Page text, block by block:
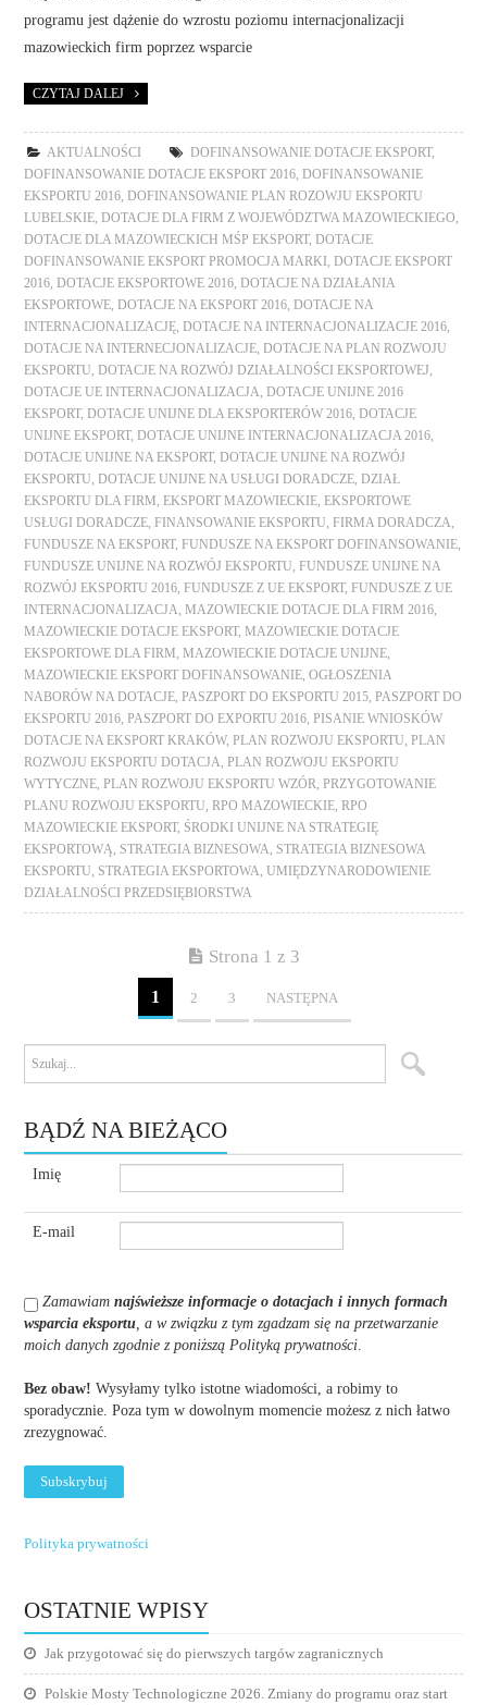
programu jest dążenie do wzrostu poziomu internacjonalizacji
mazowieckich firm poprzez wsparcie
CZYTAJ DALEJ
AKTUALNOŚCI DOFINANSOWANIE DOTACJE EKSPORT,
DOFINANSOWANIE DOTACJE EKSPORT 2016 ,DOFINANSOWANIE
EKSPORTU 2016 ,DOFINANSOWANIE PLAN ROZOWJU EKSPORTU
LUBELSKIE ,DOTACJE DLA FIRM Z WOJEWÓDZTWA MAZOWIECKIEGO
DOTACJE DLA MAZOWIECKICH MŚP EKSPORT,DOTACJE
DOFINANSOWANIE EKSPORT PROMOCJA MARKI
,DOTACJE EKSPORT
2016 ,DOTACJE EKSPORTOWE 2016 ,DOTACJE NA DZIAŁANIA
EKSPORTOWE ,DOTACJE NA EKSPORT 2016 ,DOTACJE NA
INTERNACJONALIZACJĘ ,DOTACJE NA INTERNACJONALIZACJE 2016
DOTACJE NA INTERNECJONALIZACJE ,DOTACJE NA PLAN ROZWOJU
EKSPORTU ,DOTACJE NA ROZWÓJ DZIAŁALNOŚCI EKSPORTOWEJ
DOTACJE UE INTERNACJONALIZACJA ,DOTACJE UNIJNE 2016
EKSPORT,DOTACJE UNIJNE DLA EKSPORTERÓW 2016 ,DOTACJE
UNIJNE EKSPORT,DOTACJE UNIJNE INTERNACJONALIZACJA 2016
DOTACJE UNIJNE NA EKSPORT,DOTACJE UNIJNE NA ROZWÓJ
EKSPORTU ,DOTACJE UNIJNE NA USŁUGI DORADCZE ,DZIAŁ
EKSPORTU DLA FIRM ,EKSPORT MAZOWIECKIE ,EKSPORTOWE
USŁUGI DORADCZE ,FINANSOWANIE EKSPORTU ,FIRMA DORADCZA
FUNDUSZE NA EKSPORT,FUNDUSZE NA EKSPORT DOFINANSOWANIE
FUNDUSZE UNIJNE NA ROZWÓJ EKSPORTU ,FUNDUSZE UNIJNE NA
ROZWÓJ EKSPORTU 2016 ,FUNDUSZE Z UE EKSPORT,FUNDUSZE Z UE
INTERNACJONALIZACJA ,MAZOWIECKIE DOTACJE DLA FIRM 2016
MAZOWIECKIE DOTACJE EKSPORT,MAZOWIECKIE DOTACJE
EKSPORTOWE DLA FIRM ,MAZOWIECKIE DOTACJE UNIJNE
MAZOWIECKIE EKSPORT DOFINANSOWANIE ,OGŁOSZENIA
NABORÓW NA DOTACJE ,PASZPORT DO EKSPORTU 2015 ,PASZPORT DO
EKSPORTU 2016 ,PASZPORT DO EXPORTU 2016 ,PISANIE WNIOSKÓW
DOTACJE NA EKSPORT KRAKÓW,PLAN ROZWOJU EKSPORTU ,PLAN
ROZWOJU EKSPORTU DOTACJA ,PLAN ROZWOJU EKSPORTU
WYTYCZNE ,PLAN ROZWOJU EKSPORTU WZÓR ,PRZYGOTOWANIE
PLANU ROZWOJU EKSPORTU ,RPO MAZOWIECKIE ,RPO
MAZOWIECKIE EKSPORT, ŚRODKI UNIJNE NA STRATEGIĘ
EKSPORTOWĄ
STRATEGIA BIZNESOWA
STRATEGIA BIZNESOWA
EKSPORTU
STRATEGIA EKSPORTOWA ,UMIĘDZYNARODOWIENIE
DZIAŁALNOŚCI PRZEDSIĘBIORSTWA
Strona 1 z 3
1 2 3 NASTĘPNA
BĄDŹ NA BIEŻĄCO
Imię
E-mail
Zamawiamnajświeższe informacje o dotacjach i innych formach
wsparcia eksportu , a w związku z tym zgadzam się na przetwarzanie
moich danych zgodnie z poniższą Polityką prywatności
Bez obaw! Wysyłamy tylko istotne wiadomości, a robimy to
sporadycznie. Poza tym w dowolnym momencie możesz z nich łatwo
zrezygnować.
Polityka prywatności
OSTATNIE WPISY
Jak przygotować się do pierwszych targów zagranicznych
Polskie Mosty Technologiczne 2026. Zmiany do programu oraz start